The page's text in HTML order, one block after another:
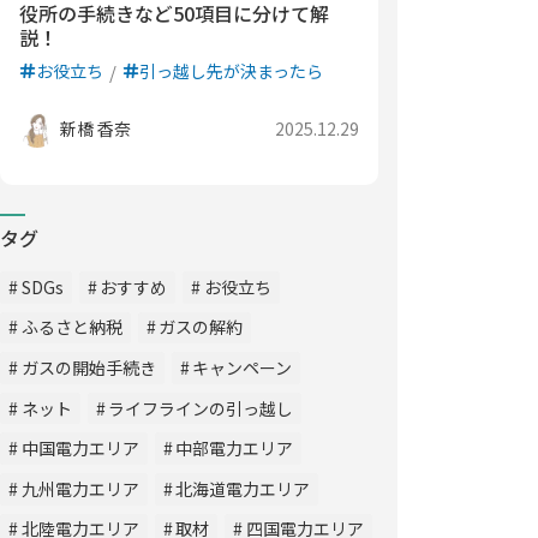
役所の手続きなど50項目に分けて解
説！
お役立ち 引っ越し先が決まったら
新橋 香奈 2025.12.29
タグ
SDGs おすすめ
お役立ち
ふるさと納税
ガスの解約
ガスの開始手続き
キャンペーン
ネット
ライフラインの引っ越し
中国電力エリア
中部電力エリア
九州電力エリア
北海道電力エリア
北陸電力エリア
取材 四国電力エリア